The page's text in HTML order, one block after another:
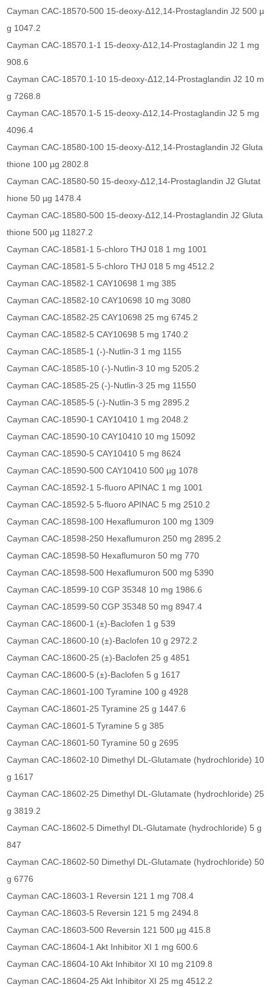
Cayman CAC-18570-500 15-deoxy-Δ12,14-Prostaglandin J2 500 µ
g 1047.2
Cayman CAC-18570.1-1 15-deoxy-Δ12,14-Prostaglandin J2 1 mg
908.6
Cayman CAC-18570.1-10 15-deoxy-Δ12,14-Prostaglandin J2 10 m
g 7268.8
Cayman CAC-18570.1-5 15-deoxy-Δ12,14-Prostaglandin J2 5 mg
4096.4
Cayman CAC-18580-100 15-deoxy-Δ12,14-Prostaglandin J2 Gluta
thione 100 µg 2802.8
Cayman CAC-18580-50 15-deoxy-Δ12,14-Prostaglandin J2 Glutat
hione 50 µg 1478.4
Cayman CAC-18580-500 15-deoxy-Δ12,14-Prostaglandin J2 Gluta
thione 500 µg 11827.2
Cayman CAC-18581-1 5-chloro THJ 018 1 mg 1001
Cayman CAC-18581-5 5-chloro THJ 018 5 mg 4512.2
Cayman CAC-18582-1 CAY10698 1 mg 385
Cayman CAC-18582-10 CAY10698 10 mg 3080
Cayman CAC-18582-25 CAY10698 25 mg 6745.2
Cayman CAC-18582-5 CAY10698 5 mg 1740.2
Cayman CAC-18585-1 (-)-Nutlin-3 1 mg 1155
Cayman CAC-18585-10 (-)-Nutlin-3 10 mg 5205.2
Cayman CAC-18585-25 (-)-Nutlin-3 25 mg 11550
Cayman CAC-18585-5 (-)-Nutlin-3 5 mg 2895.2
Cayman CAC-18590-1 CAY10410 1 mg 2048.2
Cayman CAC-18590-10 CAY10410 10 mg 15092
Cayman CAC-18590-5 CAY10410 5 mg 8624
Cayman CAC-18590-500 CAY10410 500 µg 1078
Cayman CAC-18592-1 5-fluoro APINAC 1 mg 1001
Cayman CAC-18592-5 5-fluoro APINAC 5 mg 2510.2
Cayman CAC-18598-100 Hexaflumuron 100 mg 1309
Cayman CAC-18598-250 Hexaflumuron 250 mg 2895.2
Cayman CAC-18598-50 Hexaflumuron 50 mg 770
Cayman CAC-18598-500 Hexaflumuron 500 mg 5390
Cayman CAC-18599-10 CGP 35348 10 mg 1986.6
Cayman CAC-18599-50 CGP 35348 50 mg 8947.4
Cayman CAC-18600-1 (±)-Baclofen 1 g 539
Cayman CAC-18600-10 (±)-Baclofen 10 g 2972.2
Cayman CAC-18600-25 (±)-Baclofen 25 g 4851
Cayman CAC-18600-5 (±)-Baclofen 5 g 1617
Cayman CAC-18601-100 Tyramine 100 g 4928
Cayman CAC-18601-25 Tyramine 25 g 1447.6
Cayman CAC-18601-5 Tyramine 5 g 385
Cayman CAC-18601-50 Tyramine 50 g 2695
Cayman CAC-18602-10 Dimethyl DL-Glutamate (hydrochloride) 10
g 1617
Cayman CAC-18602-25 Dimethyl DL-Glutamate (hydrochloride) 25
g 3819.2
Cayman CAC-18602-5 Dimethyl DL-Glutamate (hydrochloride) 5 g
847
Cayman CAC-18602-50 Dimethyl DL-Glutamate (hydrochloride) 50
g 6776
Cayman CAC-18603-1 Reversin 121 1 mg 708.4
Cayman CAC-18603-5 Reversin 121 5 mg 2494.8
Cayman CAC-18603-500 Reversin 121 500 µg 415.8
Cayman CAC-18604-1 Akt Inhibitor XI 1 mg 600.6
Cayman CAC-18604-10 Akt Inhibitor XI 10 mg 2109.8
Cayman CAC-18604-25 Akt Inhibitor XI 25 mg 4512.2